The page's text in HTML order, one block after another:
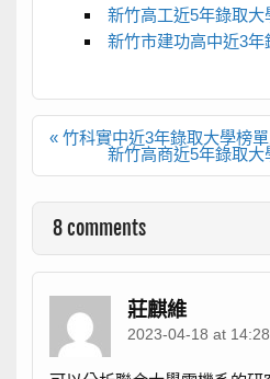
新竹高工近5年錄取
新竹市建功高中近3
文
« 竹科實中近3年錄取大學榜
新竹高商近5年錄取
8 comments
莊麒維
2023-04-18 at